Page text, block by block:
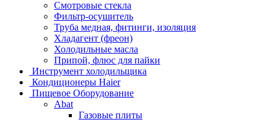
Смотровые стекла
Фильтр-осушитель
Труба медная, фитинги, изоляция
Хладагент (фреон)
Холодильные масла
Припой, флюс для пайки
Инструмент холодильщика
Кондиционеры Haier
Пищевое Оборудование
Abat
Газовые плиты